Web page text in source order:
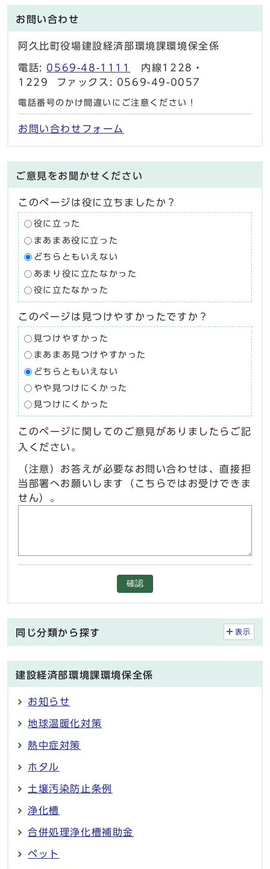
お問い合わせ
阿久比町役場建設経済部環境課環境保全係
電話: 0569-48-1111
内線1228・
1229 ファックス: 0569-49-0057
電話番号のかけ間違いにご注意ください！
お問い合わせフォーム
ご意見をお聞かせください
このページは役に立ちましたか？
役に立った
まあまあ役に立った
どちらともいえない
あまり役に立たなかった
役に立たなかった
このページは見つけやすかったですか？
見つけやすかった
まあまあ見つけやすかった
どちらともいえない
やや見つけにくかった
見つけにくかった
このページに関してのご意見がありましたらご記
入ください。
（注意）お答えが必要なお問い合わせは、直接担
当部署へお願いします（こちらではお受けできま
せん）。
確認
同じ分類から探す 表示
建設経済部環境課環境保全係
お知らせ
地球温暖化対策
熱中症対策
ホタル
土壌汚染防止条例
浄化槽
合併処理浄化槽補助金
ペット